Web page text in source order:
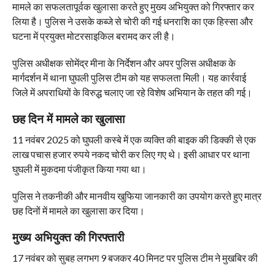
मामले का सफलतापूर्वक खुलासा करते हुए मुख्य अभियुक्त को गिरफ्तार कर
लिया है। पुलिस ने उसके कब्जे से चोरी की गई धनराशि का एक हिस्सा और
घटना में प्रयुक्त मोटरसाइकिल बरामद कर ली है।
पुलिस अधीक्षक सोमेंद्र मीना के निर्देशन और अपर पुलिस अधीक्षक के
मार्गदर्शन में थाना घुघली पुलिस टीम को यह सफलता मिली। यह कार्रवाई
जिले में अपराधियों के विरुद्ध चलाए जा रहे विशेष अभियान के तहत की गई।
छह दिन में मामले का खुलासा
11 नवंबर 2025 को घुघली कस्बे में एक व्यक्ति की बाइक की डिक्की से एक
लाख पचास हजार रुपये नकद चोरी कर लिए गए थे। इसी आधार पर थाना
घुघली में मुकदमा पंजीकृत किया गया था।
पुलिस ने तकनीकी और मानवीय खुफिया जानकारी का उपयोग करते हुए मात्र
छह दिनों में मामले का खुलासा कर दिया।
मुख्य अभियुक्त की गिरफ्तारी
17 नवंबर को सुबह लगभग 9 बजकर 40 मिनट पर पुलिस टीम ने मुखबिर की